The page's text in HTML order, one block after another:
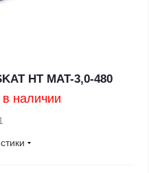
HT MAT-3,0-480
в наличии